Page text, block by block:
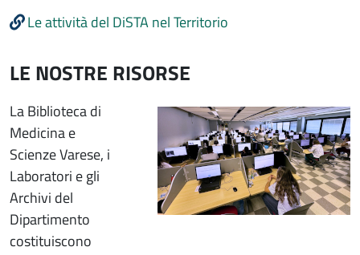
Le attività del DiSTA nel Territorio
LE NOSTRE RISORSE
Immagine
La Biblioteca di
Medicina e
Scienze Varese, i
Laboratori e gli
Archivi del
Dipartimento
costituiscono